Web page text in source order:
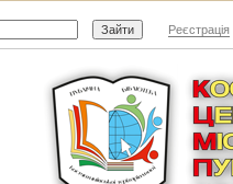
Реєстрація